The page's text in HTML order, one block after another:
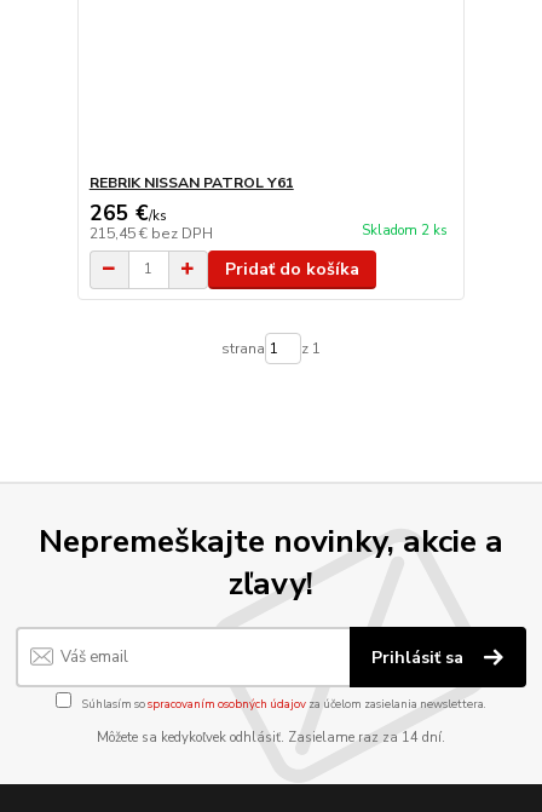
REBRIK NISSAN PATROL Y61
265 €/ks
215,45 € bez DPH Skladom 2 ks
Pridať do košíka
strana z 1
Nepremeškajte novinky, akcie a
zľavy!
Prihlásiť sa
Súhlasím sospracovaním osobných údajov za účelom zasielania newslettera.
Môžete sa kedykoľvek odhlásiť. Zasielame raz za 14 dní.